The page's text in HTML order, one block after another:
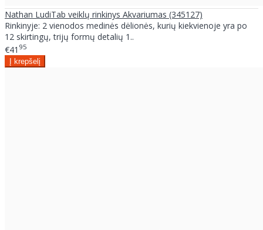
Nathan LudiTab veiklų rinkinys Akvariumas (345127)
Rinkinyje: 2 vienodos medinės dėlionės, kurių kiekvienoje yra po
12 skirtingų, trijų formų detalių 1..
€41 95